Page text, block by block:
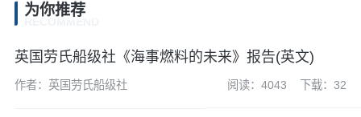
为你推荐
英国劳氏船级社《海事燃料的未来》报告(英文)
作者：英国劳氏船级社 阅读：4043 下载：32